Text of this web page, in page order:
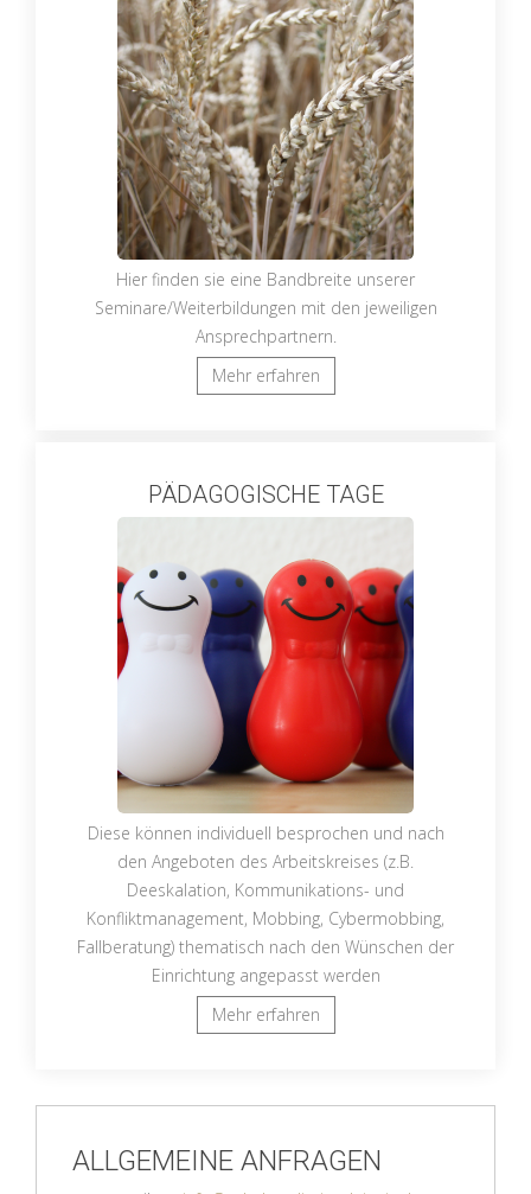
Hier finden sie eine Bandbreite unserer
Seminare/Weiterbildungen mit den jeweiligen
Ansprechpartnern.
Mehr erfahren
PÄDAGOGISCHE TAGE
Diese können individuell besprochen und nach
den Angeboten des Arbeitskreises (z.B.
Deeskalation, Kommunikations- und
Konfliktmanagement, Mobbing, Cybermobbing,
Fallberatung) thematisch nach den Wünschen der
Einrichtung angepasst werden
Mehr erfahren
ALLGEMEINE ANFRAGEN